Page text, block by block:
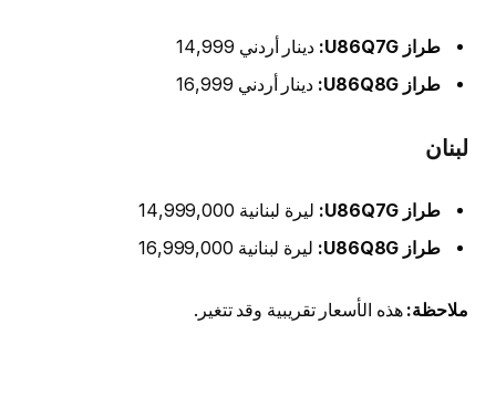
طراز U86Q7G:
دينار أردني 14,999
طراز U86Q8G:
دينار أردني 16,999
لبنان
طراز U86Q7G:
ليرة لبنانية 14,999,000
طراز U86Q8G:
ليرة لبنانية 16,999,000
ملاحظة: هذه الأسعار تقريبية وقد تتغير.